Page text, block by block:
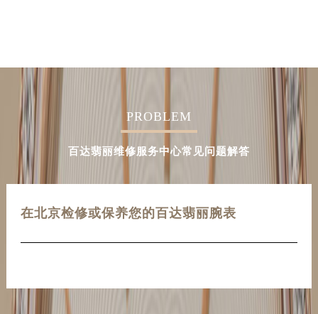
PROBLEM
百达翡丽维修服务中心常见问题解答
在北京检修或保养您的百达翡丽腕表